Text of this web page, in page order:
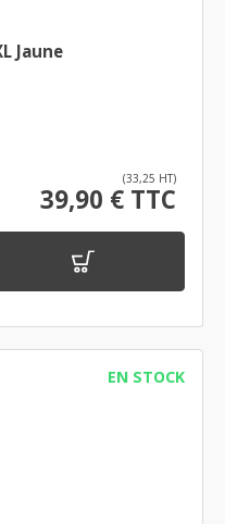
Jaune
(33,25 HT)
39,90 € TTC
EN STOCK